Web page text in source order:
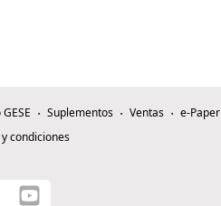
Suplementos Ventas
e-Paper
condiciones